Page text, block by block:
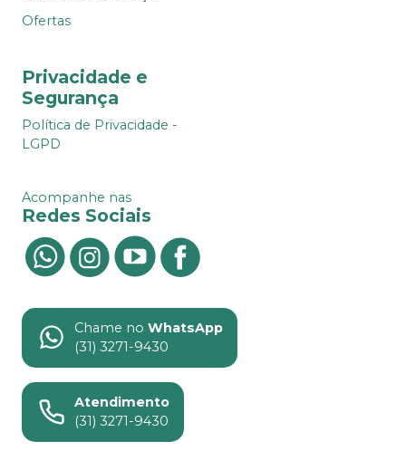
Ofertas
Privacidade e
Segurança
Política de Privacidade -
LGPD
Acompanhe nas
Redes Sociais
Chame no WhatsApp
(31) 3271-9430
Atendimento
(31) 3271-9430